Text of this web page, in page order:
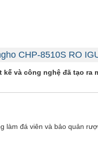
CHP-8510S RO
và công nghệ đã tạo ra
làm đá viên và bảo quản